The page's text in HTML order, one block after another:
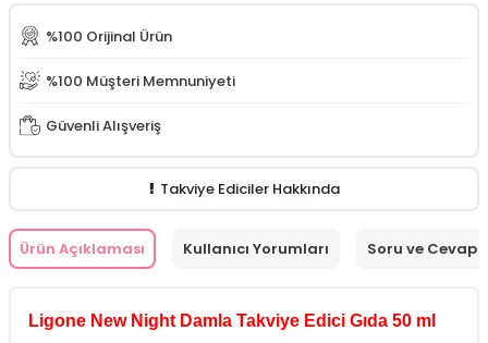
%100 Orijinal Ürün
%100 Müşteri Memnuniyeti
Güvenli Alışveriş
Takviye Ediciler Hakkında
Ürün Açıklaması Kullanıcı Yorumları Soru ve Cevap
Ligone New Night Damla Takviye Edici Gıda 50 ml